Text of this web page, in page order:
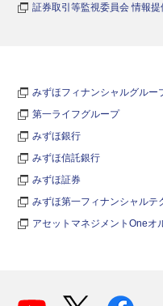
証券取引等監視委員会 情報提
みずほフィナンシャルグルー
第一ライフグループ
みずほ銀行
みずほ信託銀行
みずほ証券
みずほ第一フィナンシャルテ
アセットマネジメントOneオ